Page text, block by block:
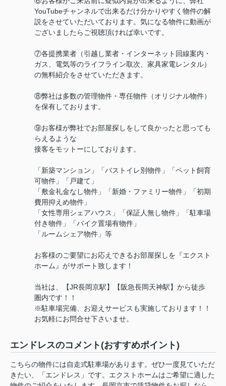
YouTubeチャンネルで出来るだけ分かりやすく物件の解
説をさせていただいております。気になる物件に動画が
ございましたらご視聴頂ければ幸いです。
⑦各提携業者（引越し業者・インターネット回線案内・
ガス、電気等のライフライン取次、家具家電レンタル）
の無料紹介をさせていただきます。
⑧弊社は多数の管理物件・専任物件（オリジナル物件）
を保有しております。
⑨お客様が弊社でお部屋探しをして良かったと思っても
らえるような
接客をモットーにしております。
「新築マンション」「バストイレ別物件」「ペット飼育
可物件」「戸建て」
「敷金礼金なし物件」「新婚・ファミリー物件」「初期
費用抑えめ物件」
「女性専用シェアハウス」「保証人無し物件」「駐車場
付き物件」「バイク置場有物件」
「ルームシェア物件」等
お客様のご要望にお応えできるお部屋探しを『エクスト
ホーム』がサポート致します！
当社は、【JR長岡京駅】【阪急長岡天神駅】から徒歩
圏内です！！
※駐車場完備、お迎えサービスも実施しております！！
お気軽にお問合せ下さいませ。
エンドレスのコメント(おすすめポイント)
こちらの物件には自走式駐車場があります。ぜひ一度見ていただ
きたい、「エンドレス」です。エクストホームはご希望に適した